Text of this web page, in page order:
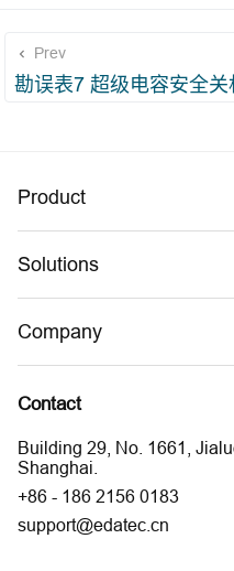
Prev
勘误表7 超级电容安全关
Product
Solutions
Company
Contact
Building 29, No. 1661,
Shanghai.
+86 - 186 2156 0183
support@edatec.cn